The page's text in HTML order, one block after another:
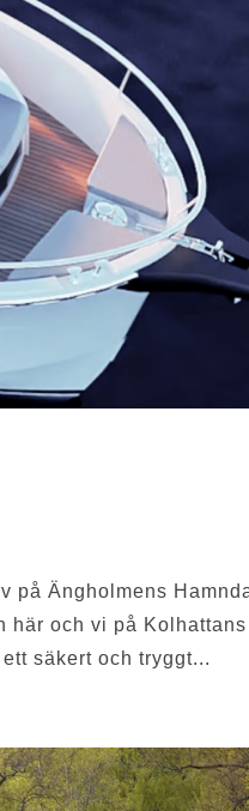
på Ängholmens
här och vi på Kolhattans
säkert och tryggt...